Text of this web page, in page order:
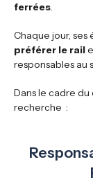
ferrées.
Chaque jour,
préférer le rail
responsables au
Dans le cadre
recherche :